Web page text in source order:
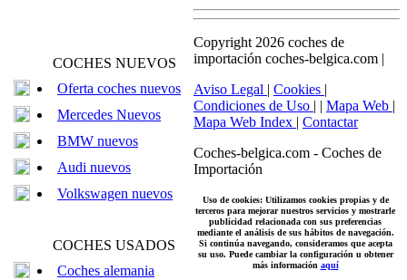
COCHES NUEVOS
Oferta coches nuevos
Mercedes Nuevos
BMW nuevos
Audi nuevos
Volkswagen nuevos
COCHES USADOS
Coches alemania
Copyright 2026 coches de
importación coches-belgica.com |
Aviso Legal | Cookies |
Condiciones de Uso | | Mapa Web |
Mapa Web Index | Contactar
Coches-belgica.com - Coches de
Importación
Uso de cookies: Utilizamos cookies propias y de
terceros para mejorar nuestros servicios y mostrarle
publicidad relacionada con sus preferencias
mediante el análisis de sus hábitos de navegación.
Si continúa navegando, consideramos que acepta
su uso. Puede cambiar la configuración u obtener
más información aquí